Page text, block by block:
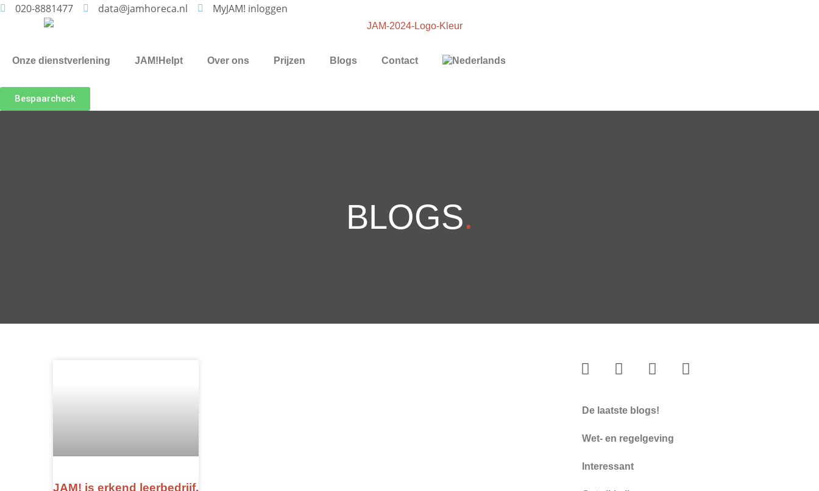
020-8881477 data@jamhoreca.nl MyJAM! inloggen
Onze dienstverlening JAM!Helpt Over ons Prijzen Blogs Contact
Bespaarcheck
BLOGS.
JAM! is erkend leerbedrijf.
De laatste blogs!
Wet- en regelgeving
Interessant